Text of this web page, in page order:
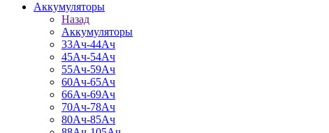
Аккумуляторы
Назад
Аккумуляторы
33Ач-44Ач
45Ач-54Ач
55Ач-59Ач
60Ач-65Ач
66Ач-69Ач
70Ач-78Ач
80Ач-85Ач